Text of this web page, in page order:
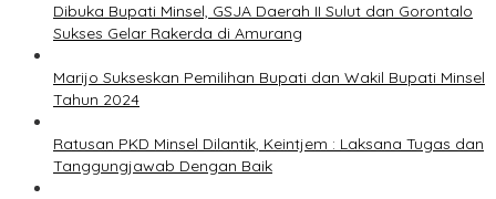
Dibuka Bupati Minsel, GSJA Daerah II Sulut dan Gorontalo
Sukses Gelar Rakerda di Amurang
Marijo Sukseskan Pemilihan Bupati dan Wakil Bupati Minsel
Tahun 2024
Ratusan PKD Minsel Dilantik, Keintjem : Laksana Tugas dan
Tanggungjawab Dengan Baik